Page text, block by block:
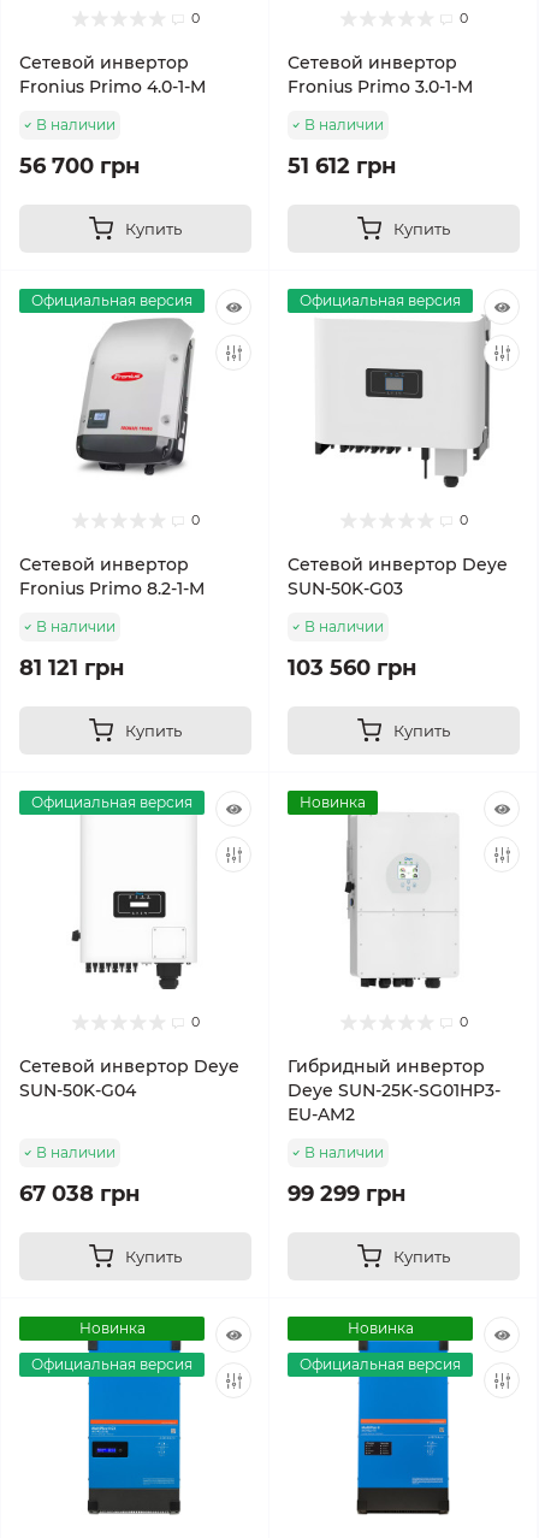
0
Сетевой инвертор
Fronius Primo 4.0-1-M
В наличии
56 700 грн
Купить
0
Сетевой инвертор
Fronius Primo 3.0-1-M
В наличии
51 612 грн
Купить
Официальная версия
0
Сетевой инвертор
Fronius Primo 8.2-1-M
В наличии
81 121 грн
Купить
Официальная версия
0
Сетевой инвертор Deye
SUN-50K-G03
В наличии
103 560 грн
Купить
Официальная версия
0
Сетевой инвертор Deye
SUN-50K-G04
В наличии
67 038 грн
Купить
Новинка
0
Гибридный инвертор
Deye SUN-25K-SG01HP3-
EU-AM2
В наличии
99 299 грн
Купить
Новинка
Официальная версия
Новинка
Официальная версия